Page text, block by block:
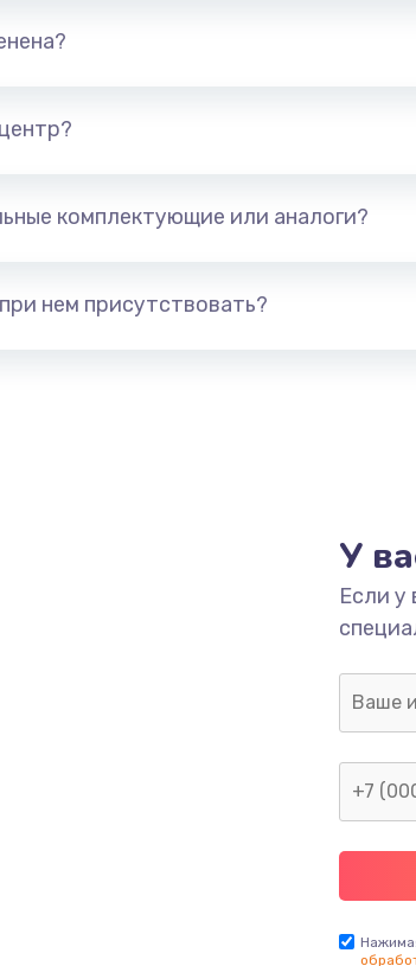
комплектующие или аналоги?
нем присутствовать?
У
Если у